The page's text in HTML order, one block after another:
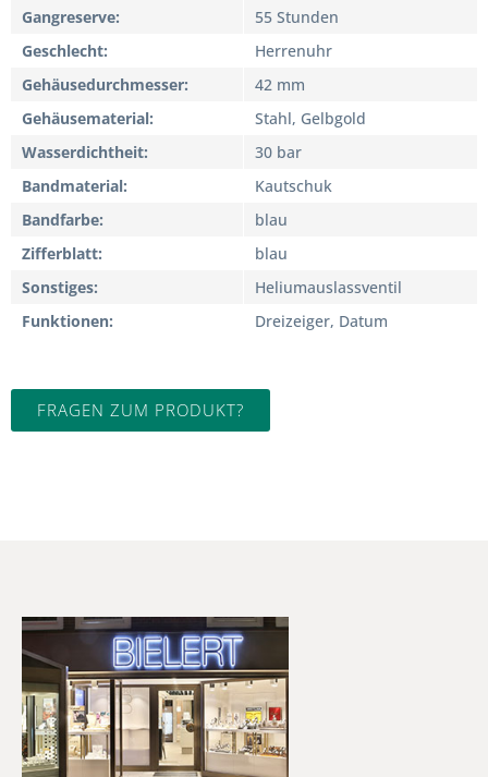
Gangreserve
55 Stunden
Geschlecht
Herrenuhr
Gehäusedurchmesser
42 mm
Gehäusematerial
Stahl, Gelbgold
Wasserdichtheit
30 bar
Bandmaterial
Kautschuk
Bandfarbe
blau
Zifferblatt
blau
Sonstiges
Heliumauslassventil
Funktionen
Dreizeiger, Datum
FRAGEN ZUM PRODUKT?